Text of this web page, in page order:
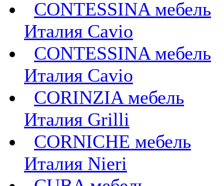
CONTESSINA мебель
Италия Cavio
CONTESSINA мебель
Италия Сavio
CORINZIA мебель
Италия Grilli
CORNICHE мебель
Италия Nieri